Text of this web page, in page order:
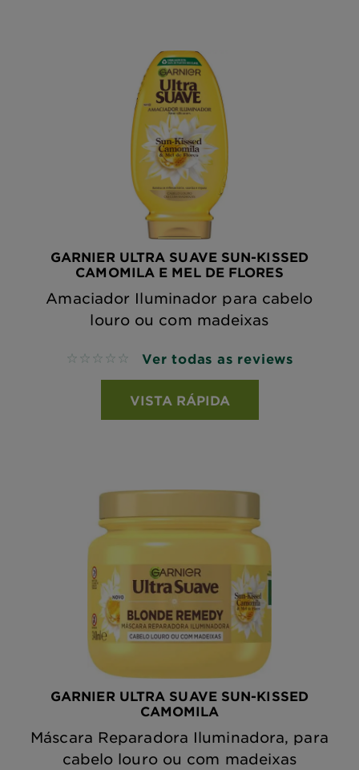
GARNIER ULTRA SUAVE SUN-KISSED
CAMOMILA E MEL DE FLORES
Amaciador Iluminador para cabelo
louro ou com madeixas
No reviews Ver todas as reviews
VISTA RÁPIDA
GARNIER ULTRA SUAVE SUN-KISSED
CAMOMILA
Máscara Reparadora Iluminadora, para
cabelo louro ou com madeixas